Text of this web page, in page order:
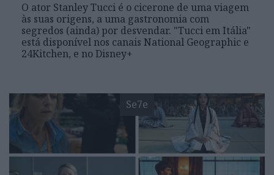
O ator Stanley Tucci é o cicerone de uma viagem
às suas origens, a uma gastronomia com
segredos (ainda) por desvendar. "Tucci em Itália"
está disponível nos canais National Geographic e
24Kitchen, e no Disney+
Se7e